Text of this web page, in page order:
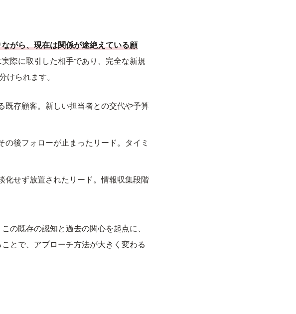
がら、現在は関係が途絶えている顧
際に取引した相手であり、完全な新規
けられます。
既存顧客。新しい担当者との交代や予算
の後フォローが止まったリード。タイミ
化せず放置されたリード。情報収集段階
の既存の認知と過去の関心を起点に、
とで、アプローチ方法が大きく変わる